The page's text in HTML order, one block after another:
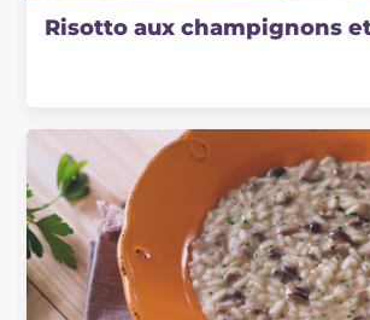
Risotto aux champignons